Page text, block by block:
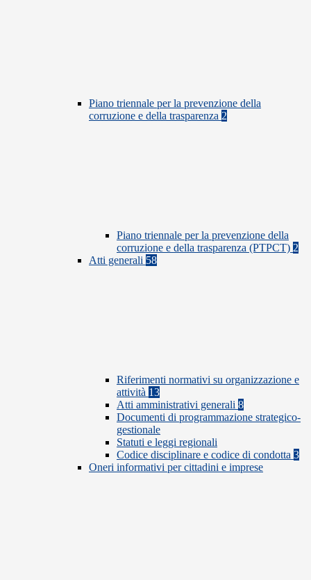
Piano triennale per la prevenzione della
corruzione e della trasparenza 2
Piano triennale per la prevenzione della
corruzione e della trasparenza (PTPCT) 2
Atti generali 58
Riferimenti normativi su organizzazione e
attività 13
Atti amministrativi generali 8
Documenti di programmazione strategico-
gestionale
Statuti e leggi regionali
Codice disciplinare e codice di condotta 3
Oneri informativi per cittadini e imprese